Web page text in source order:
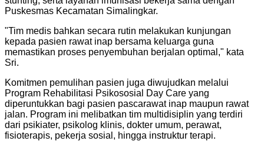
Puskesmas Kecamatan Simalingkar.
"Tim medis bahkan secara rutin melakukan kunjungan
kepada pasien rawat inap bersama keluarga guna
memastikan proses penyembuhan berjalan optimal," kata
Sri.
Komitmen pemulihan pasien juga diwujudkan melalui
Program Rehabilitasi Psikososial Day Care yang
diperuntukkan bagi pasien pascarawat inap maupun rawat
jalan. Program ini melibatkan tim multidisiplin yang terdiri
dari psikiater, psikolog klinis, dokter umum, perawat,
fisioterapis, pekerja sosial, hingga instruktur terapi.